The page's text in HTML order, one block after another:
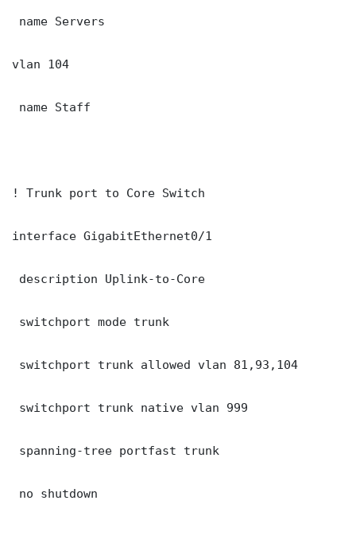
name Servers
vlan 104
name Staff
! Trunk port to Core Switch
interface GigabitEthernet0/1
description Uplink-to-Core
switchport mode trunk
switchport trunk allowed vlan 81,93,104
switchport trunk native vlan 999
spanning-tree portfast trunk
no shutdown